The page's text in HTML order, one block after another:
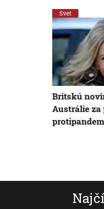
Svet
Britskú
Austrálie za